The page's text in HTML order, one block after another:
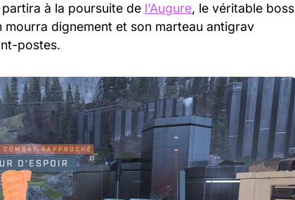
à la poursuite de l’Augure, le véritable boss
dignement et son marteau antigrav
postes.